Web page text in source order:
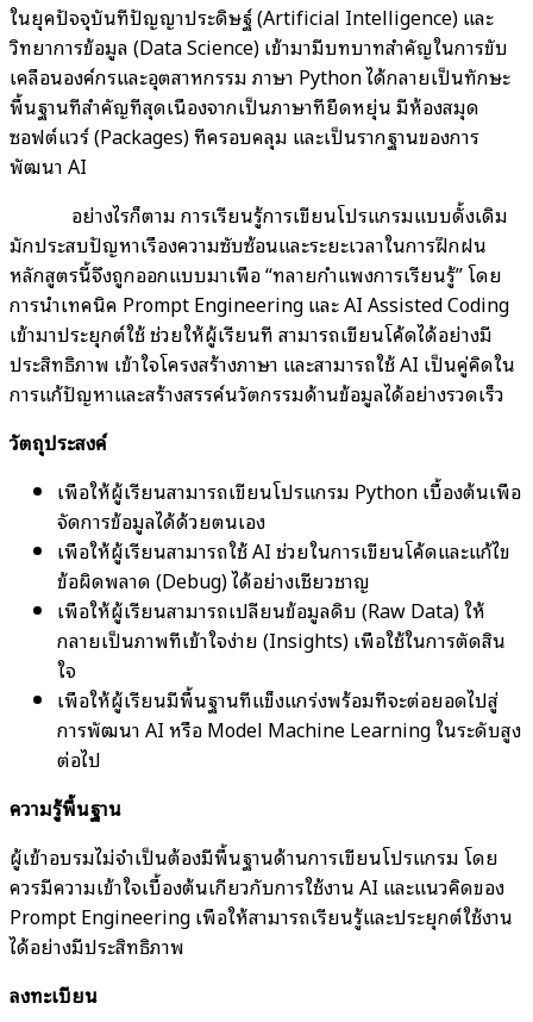
ในยุคปัจจุบันที่ปัญญาประดิษฐ์ (Artificial Intelligence) และ
วิทยาการข้อมูล (Data Science) เข้ามามีบทบาทสำคัญในการขับ
เคลื่อนองค์กรและอุตสาหกรรม ภาษา Python ได้กลายเป็นทักษะ
พื้นฐานที่สำคัญที่สุดเนื่องจากเป็นภาษาที่ยืดหยุ่น มีห้องสมุด
ซอฟต์แวร์ (Packages) ที่ครอบคลุม และเป็นรากฐานของการ
พัฒนา AI
อย่างไรก็ตาม การเรียนรู้การเขียนโปรแกรมแบบดั้งเดิม
มักประสบปัญหาเรื่องความซับซ้อนและระยะเวลาในการฝึกฝน
หลักสูตรนี้จึงถูกออกแบบมาเพื่อ “ทลายกำแพงการเรียนรู้” โดย
การนำเทคนิค Prompt Engineering และ AI Assisted Coding
เข้ามาประยุกต์ใช้ ช่วยให้ผู้เรียนที่ สามารถเขียนโค้ดได้อย่างมี
ประสิทธิภาพ เข้าใจโครงสร้างภาษา และสามารถใช้ AI เป็นคู่คิดใน
การแก้ปัญหาและสร้างสรรค์นวัตกรรมด้านข้อมูลได้อย่างรวดเร็ว
วัตถุประสงค์
เพื่อให้ผู้เรียนสามารถเขียนโปรแกรม Python เบื้องต้นเพื่อ
จัดการข้อมูลได้ด้วยตนเอง
เพื่อให้ผู้เรียนสามารถใช้ AI ช่วยในการเขียนโค้ดและแก้ไข
ข้อผิดพลาด (Debug) ได้อย่างเชี่ยวชาญ
เพื่อให้ผู้เรียนสามารถเปลี่ยนข้อมูลดิบ (Raw Data) ให้
กลายเป็นภาพที่เข้าใจง่าย (Insights) เพื่อใช้ในการตัดสิน
ใจ
เพื่อให้ผู้เรียนมีพื้นฐานที่แข็งแกร่งพร้อมที่จะต่อยอดไปสู่
การพัฒนา AI หรือ Model Machine Learning ในระดับสูง
ต่อไป
ความรู้พื้นฐาน
ผู้เข้าอบรมไม่จำเป็นต้องมีพื้นฐานด้านการเขียนโปรแกรม โดย
ควรมีความเข้าใจเบื้องต้นเกี่ยวกับการใช้งาน AI และแนวคิดของ
Prompt Engineering เพื่อให้สามารถเรียนรู้และประยุกต์ใช้งาน
ได้อย่างมีประสิทธิภาพ
ลงทะเบียน